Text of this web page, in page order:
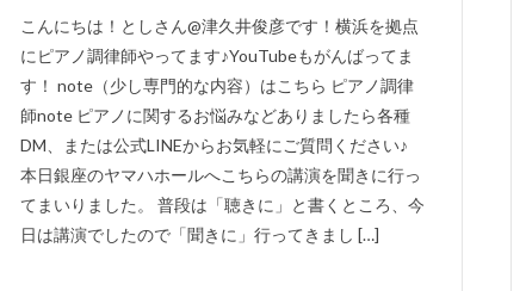
こんにちは！としさん@津久井俊彦です！横浜を拠点
にピアノ調律師やってます♪YouTubeもがんばってま
す！ note（少し専門的な内容）はこちら ピアノ調律
師note ピアノに関するお悩みなどありましたら各種
DM、または公式LINEからお気軽にご質問ください♪
本日銀座のヤマハホールへこちらの講演を聞きに行っ
てまいりました。 普段は「聴きに」と書くところ、今
日は講演でしたので「聞きに」行ってきまし […]